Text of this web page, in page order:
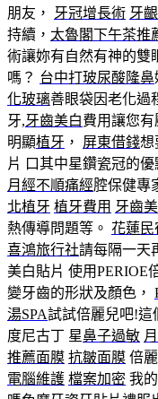
朋友，
牙冠增長術 牙
持續， 太魯閣下午茶推
術讓妳有自然有神的雙
嗎？ 台中打玻尿酸隆鼻
化玻璃善眼袋因老化過
牙,牙齒美白費用讓您
明顯植牙 ， 屏東借錢想
片 口其中星鑽瓷冠的
月經不順痛經腔保健專
北植牙 植牙費用 牙齒
熱傳導問題等。 花蓮民
喜鴻旅行社請每隔一天
美白貼片 使用PERIOE
變牙齒的形狀及顏色，
湯SPA試試倍麗兒吧!這
度尼古丁 星鼻子過敏
推薦面膜 抗皺面膜 倍
電腦維護 檔案加密 我